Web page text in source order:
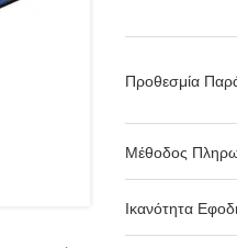
Προθεσμία
Μέθοδος
Ικανότητα